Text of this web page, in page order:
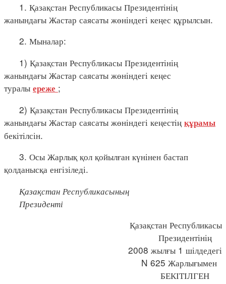
1. Қазақстан Республикасы Президентінің
жанындағы Жастар саясаты жөніндегі кеңес құрылсын.
2. Мыналар:
1) Қазақстан Республикасы Президентінің
жанындағы Жастар саясаты жөніндегі кеңес
туралы ереже ;
2) Қазақстан Республикасы Президентінің
жанындағы Жастар саясаты жөніндегі кеңестің құрамы
бекітілсін.
3. Осы Жарлық қол қойылған күнінен бастап
қолданысқа енгізіледі.
Қазақстан Республикасының
Президенті
Қазақстан Республикасы
Президентінің
2008 жылғы 1 шілдедегі
N 625 Жарлығымен
БЕКІТІЛГЕН